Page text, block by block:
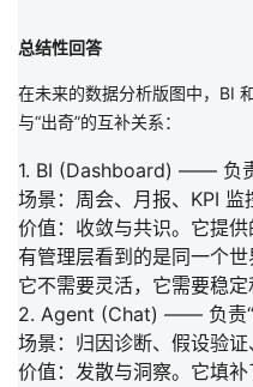
总结性回答
在未来的数据分析版图中，BI
与“出奇”的互补关系：
1. BI (Dashboard) —— 负
场景 ：周会、月报、KPI 监
价值 ： 收敛与共识。它提供
有管理层看到的是同一个世
它不需要灵活，它需要稳定
2. Agent (Chat) —— 负责
场景 ：归因诊断、假设验证
价值 ： 发散与洞察。它填补